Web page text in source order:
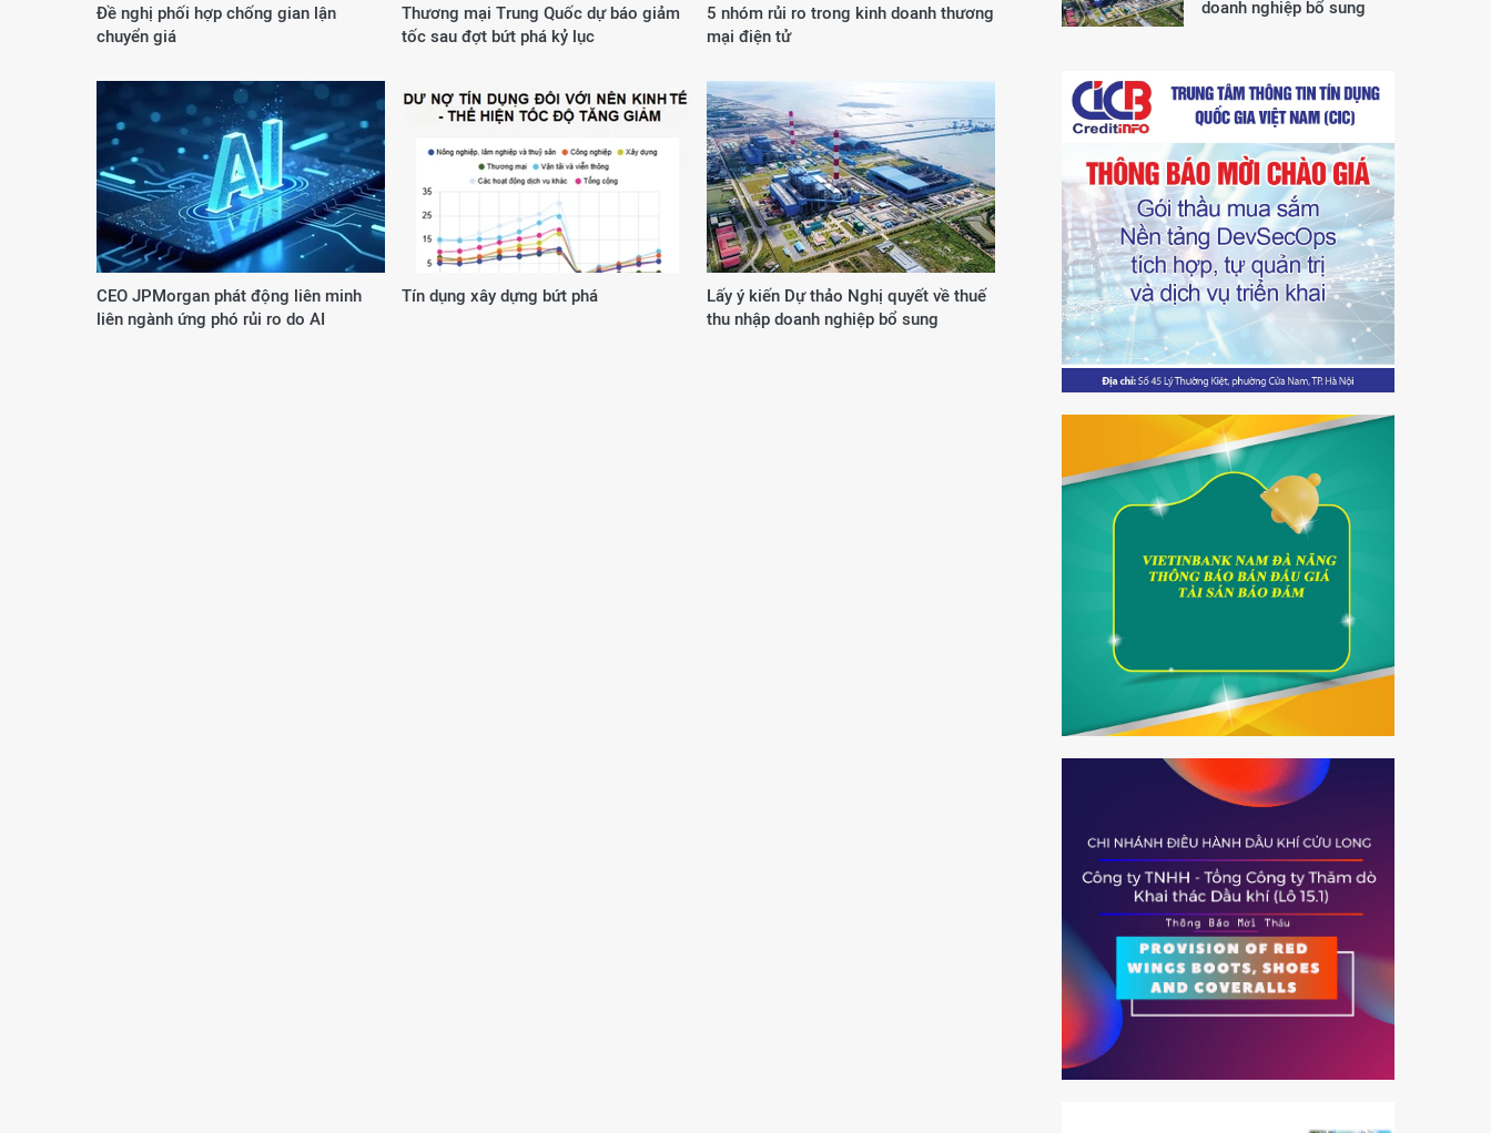
Đề nghị phối hợp chống gian lận
chuyển giá
Thương mại Trung Quốc dự báo giảm
tốc sau đợt bứt phá kỷ lục
5 nhóm rủi ro trong kinh doanh thương
mại điện tử
CEO JPMorgan phát động liên minh
liên ngành ứng phó rủi ro do AI
Tín dụng xây dựng bứt phá
Lấy ý kiến Dự thảo Nghị quyết về thuế
thu nhập doanh nghiệp bổ sung
doanh nghiệp bổ sung